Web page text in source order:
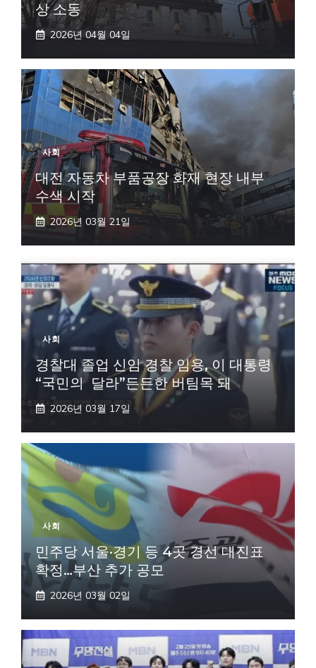
상 소동
2026년 04월 04일
사회
대전 자동차 부품공장 화재 현장 내부
수색 시작
2026년 03월 21일
사회
경찰대 졸업 신임 경찰 임용, 이 대통령
“국민의 달라”든든한 버팀목 돼
2026년 03월 17일
사회
민주당 서울·경기 등 4곳 경선 대진표
확정…부산 추가 공모
2026년 03월 02일